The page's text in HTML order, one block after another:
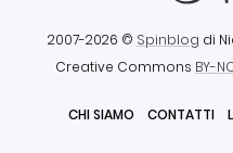
2007-2026 © Spinblog di
Creative Commons BY-
CHI SIAMO CONTATTI